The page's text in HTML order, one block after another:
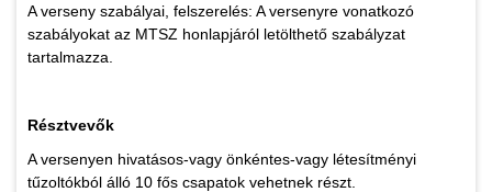
A verseny szabályai, felszerelés: A versenyre vonatkozó
szabályokat az MTSZ honlapjáról letölthető szabályzat
tartalmazza.
Résztvevők
A versenyen hivatásos-vagy önkéntes-vagy létesítményi
tűzoltókból álló 10 fős csapatok vehetnek részt.